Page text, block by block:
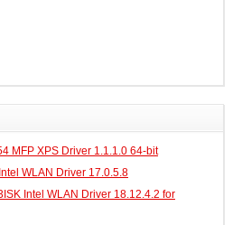
MFP XPS Driver 1.1.1.0 64-bit
WLAN Driver 17.0.5.8
Intel WLAN Driver 18.12.4.2 for